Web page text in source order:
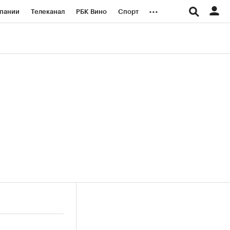
Телеканал РБК Вино Спорт ...